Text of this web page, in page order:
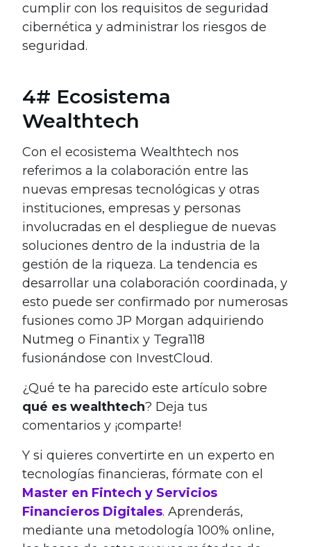
cumplir con los requisitos de seguridad
cibernética y administrar los riesgos de
seguridad.
4# Ecosistema
Wealthtech
Con el ecosistema Wealthtech nos
referimos a la colaboración entre las
nuevas empresas tecnológicas y otras
instituciones, empresas y personas
involucradas en el despliegue de nuevas
soluciones dentro de la industria de la
gestión de la riqueza. La tendencia es
desarrollar una colaboración coordinada, y
esto puede ser confirmado por numerosas
fusiones como JP Morgan adquiriendo
Nutmeg o Finantix y Tegra118
fusionándose con InvestCloud.
¿Qué te ha parecido este artículo sobre
qué es wealthtech? Deja tus
comentarios y ¡comparte!
Y si quieres convertirte en un experto en
tecnologías financieras, fórmate con el
Master en Fintech y Servicios
Financieros Digitales. Aprenderás,
mediante una metodología 100% online,